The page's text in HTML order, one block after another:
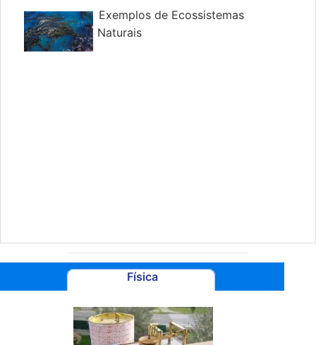
Exemplos de Ecossistemas
Naturais
Física